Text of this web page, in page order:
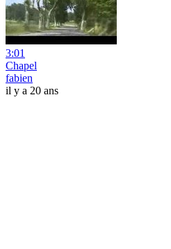
3:01
Chapel
fabien
il y a 20 ans